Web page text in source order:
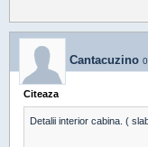
Cantacuzino
Citeaza
Detalii interior cabina. (